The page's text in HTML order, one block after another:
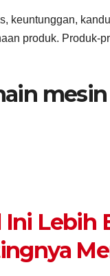
keuntunggan,
produk. Produk-
mesin
Lebih